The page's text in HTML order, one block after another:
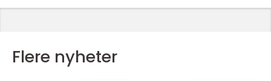
Flere nyheter